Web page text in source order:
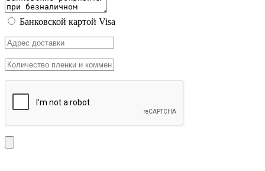
Банковской картой Visa